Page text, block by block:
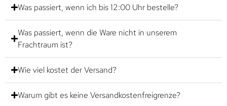
Was passiert, wenn ich bis 12:00 Uhr bestelle?
Was passiert, wenn die Ware nicht in unserem
Frachtraum ist?
Wie viel kostet der Versand?
Warum gibt es keine Versandkostenfreigrenze?